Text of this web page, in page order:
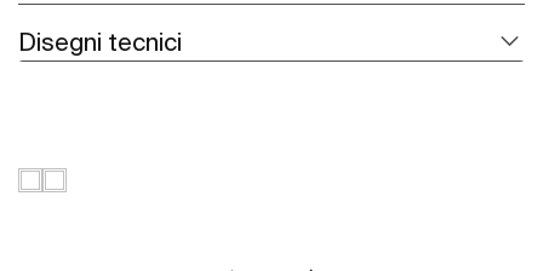
Disegni tecnici